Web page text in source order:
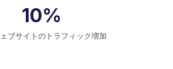
10%
ブサイトのトラフィック増加